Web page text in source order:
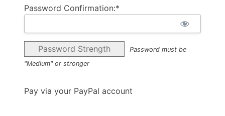
Password Confirmation:*
Password Strength
Password must be
"Medium" or stronger
Pay via your PayPal account